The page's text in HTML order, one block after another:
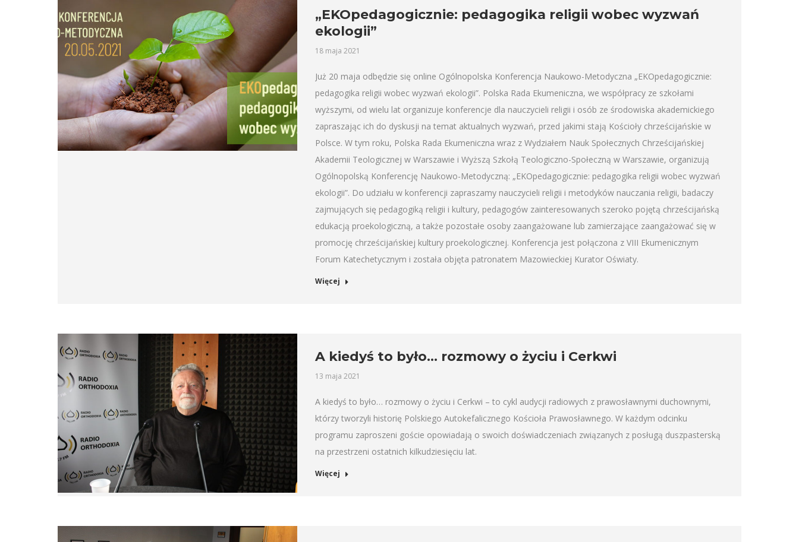
„EKOpedagogicznie: pedagogika religii wobec wyzwań
ekologii”
18 maja 2021
Już 20 maja odbędzie się online Ogólnopolska Konferencja Naukowo-Metodyczna „EKOpedagogicznie:
pedagogika religii wobec wyzwań ekologii”. Polska Rada Ekumeniczna, we współpracy ze szkołami
wyższymi, od wielu lat organizuje konferencje dla nauczycieli religii i osób ze środowiska akademickiego
zapraszając ich do dyskusji na temat aktualnych wyzwań, przed jakimi stają Kościoły chrześcijańskie w
Polsce. W tym roku, Polska Rada Ekumeniczna wraz z Wydziałem Nauk Społecznych Chrześcijańskiej
Akademii Teologicznej w Warszawie i Wyższą Szkołą Teologiczno-Społeczną w Warszawie, organizują
Ogólnopolską Konferencję Naukowo-Metodyczną: „EKOpedagogicznie: pedagogika religii wobec wyzwań
ekologii”. Do udziału w konferencji zapraszamy nauczycieli religii i metodyków nauczania religii, badaczy
zajmujących się pedagogiką religii i kultury, pedagogów zainteresowanych szeroko pojętą chrześcijańską
edukacją proekologiczną, a także pozostałe osoby zaangażowane lub zamierzające zaangażować się w
promocję chrześcijańskiej kultury proekologicznej. Konferencja jest połączona z VIII Ekumenicznym
Forum Katechetycznym i została objęta patronatem Mazowieckiej Kurator Oświaty.
Więcej
A kiedyś to było… rozmowy o życiu i Cerkwi
13 maja 2021
A kiedyś to było… rozmowy o życiu i Cerkwi – to cykl audycji radiowych z prawosławnymi duchownymi,
którzy tworzyli historię Polskiego Autokefalicznego Kościoła Prawosławnego. W każdym odcinku
programu zaproszeni goście opowiadają o swoich doświadczeniach związanych z posługą duszpasterską
na przestrzeni ostatnich kilkudziesięciu lat.
Więcej